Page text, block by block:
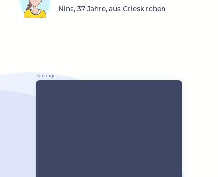
Nina, 37 Jahre, aus Grieskirchen